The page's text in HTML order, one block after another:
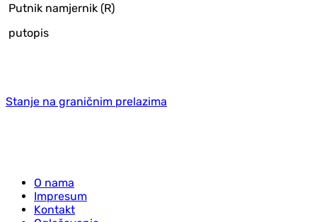
Putnik namjernik (R)
putopis
Stanje na graničnim prelazima
O nama
Impresum
Kontakt